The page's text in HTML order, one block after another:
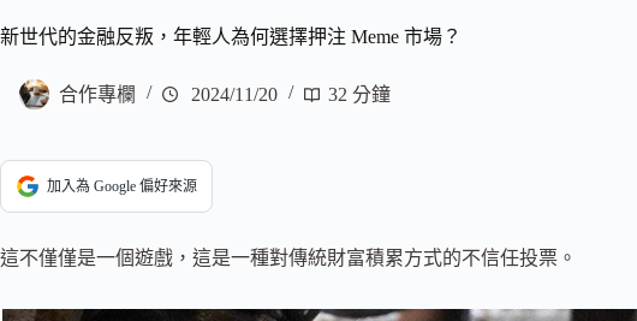
新世代的金融反叛，年輕人為何選擇押注 Meme 市場？
合作專欄 2024/11/20 32 分鐘
加入為 Google 偏好來源
這不僅僅是一個遊戲，這是一種對傳統財富積累方式的不信任投票。